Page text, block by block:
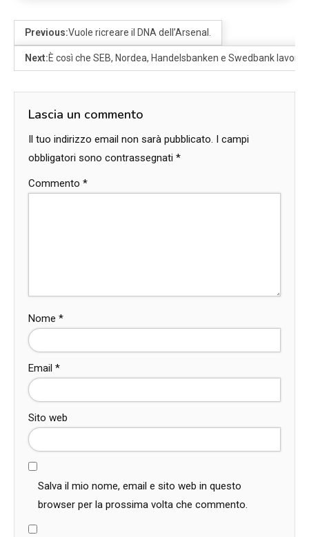
Previous:Vuole ricreare il DNA dell’Arsenal.
Next:È così che SEB, Nordea, Handelsbanken e Swedbank
Lascia un commento
Il tuo indirizzo email non sarà pubblicato. I campi
obbligatori sono contrassegnati *
Commento *
Nome *
Email *
Sito web
Salva il mio nome, email e sito web in questo
browser per la prossima volta che commento.